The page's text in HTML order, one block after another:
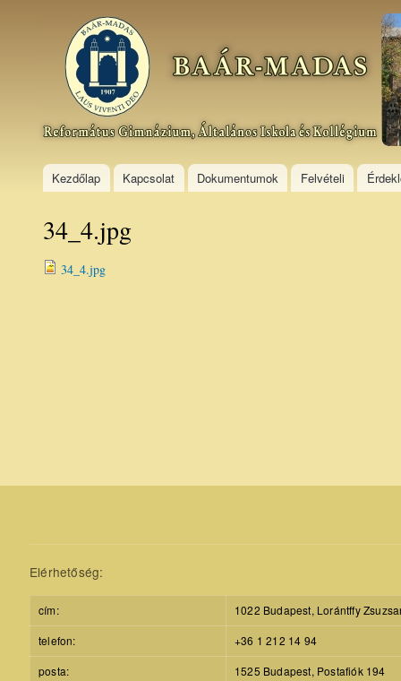
Baár–
Madas
Református
Gimnázium,
Általános
Kollégium
Kezdőlap Kapcsolat Dokumentumok Felvételi
34_4.jpg
34_4.jpg
Elérhetőség:
cím:
1022 Budapest, Lorántffy
telefon:
+36 1 212 14 94
posta:
1525 Budapest, Postafiók 194